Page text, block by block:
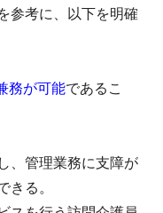
参考に、以下を明確
務が可能であるこ
、管理業務に支障が
きる。